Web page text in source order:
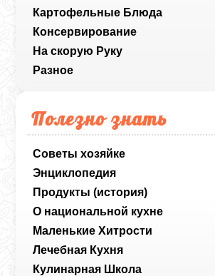
Картофельные Блюда
Консервирование
На скорую Руку
Разное
Полезно знать
Советы хозяйке
Энциклопедия
Продукты (история)
О национальной кухне
Маленькие Хитрости
Лечебная Кухня
Кулинарная Школа